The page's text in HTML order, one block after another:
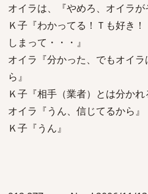
オイラは、『やめろ、オイラが
Ｋ子『わかってる！Ｔも好き
しまって・・・』
オイラ『分かった、でもオイ
ら』
Ｋ子『相手（業者）とは分かれ
オイラ『うん、信じてるから』
Ｋ子『うん』